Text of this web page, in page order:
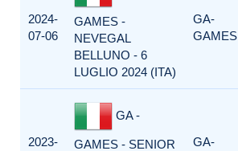
2024-
07-06
GAMES -
NEVEGAL
BELLUNO - 6
LUGLIO 2024 (ITA)
GA-
GAMES
2023-
GA -
GAMES - SENIOR GA-